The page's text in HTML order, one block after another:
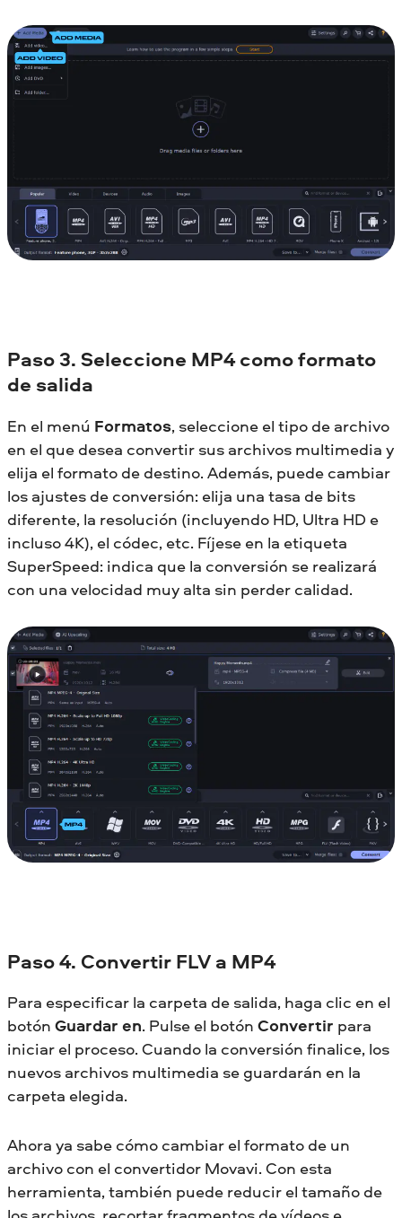
Paso 3. Seleccione MP4 como formato
de salida
En el menú Formatos, seleccione el tipo de archivo
en el que desea convertir sus archivos multimedia y
elija el formato de destino. Además, puede cambiar
los ajustes de conversión: elija una tasa de bits
diferente, la resolución (incluyendo HD, Ultra HD e
incluso 4K), el códec, etc. Fíjese en la etiqueta
SuperSpeed: indica que la conversión se realizará
con una velocidad muy alta sin perder calidad.
Paso 4. Convertir FLV a MP4
Para especificar la carpeta de salida, haga clic en el
botón Guardar en. Pulse el botón Convertir para
iniciar el proceso. Cuando la conversión finalice, los
nuevos archivos multimedia se guardarán en la
carpeta elegida.
Ahora ya sabe cómo cambiar el formato de un
archivo con el convertidor Movavi. Con esta
herramienta, también puede reducir el tamaño de